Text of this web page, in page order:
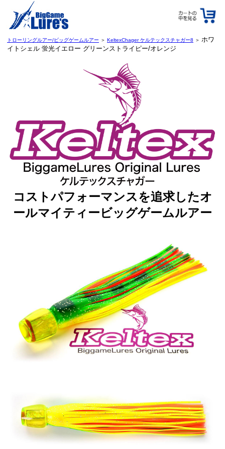
トローリングルアー/ビッグゲームルアー ＞ KeltexChager ケルテックスチャガー8 ＞ ホワ
イトシェル 蛍光イエロー グリーンストライピー/オレンジ
コストパフォーマンスを追求したオ
ールマイティービッグゲームルアー